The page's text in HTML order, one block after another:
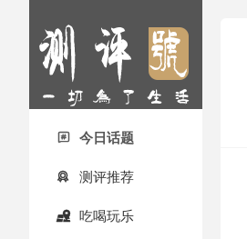
 今日话题
 测评推荐
 吃喝玩乐